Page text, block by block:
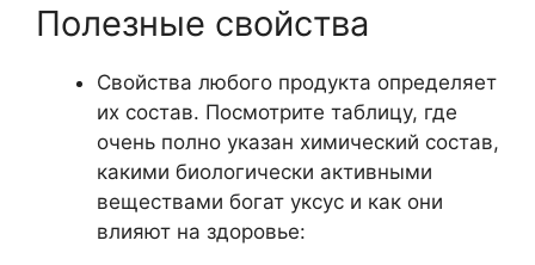
Полезные свойства
Свойства любого продукта определяет
их состав. Посмотрите таблицу, где
очень полно указан химический состав,
какими биологически активными
веществами богат уксус и как они
влияют на здоровье: